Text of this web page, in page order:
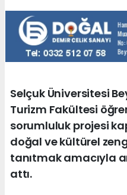
Selçuk Üniversitesi
Turizm Fakültesi
sorumluluk projesi
doğal ve kültürel
tanıtmak amacıyla
attı.